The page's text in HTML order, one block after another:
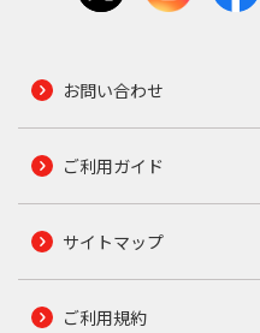
お問い合わせ
ご利用ガイド
サイトマップ
ご利用規約